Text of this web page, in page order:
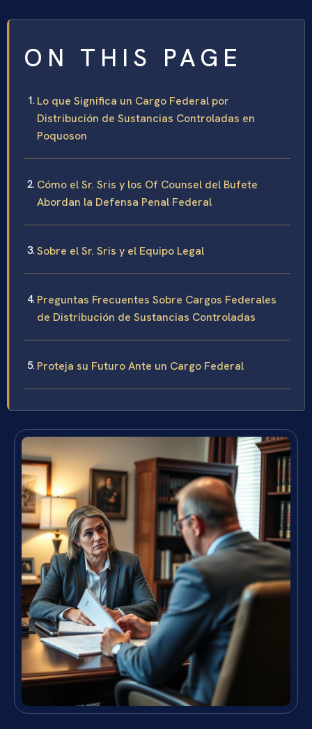
ON THIS PAGE
Lo que Significa un Cargo Federal por
Distribución de Sustancias Controladas en
Poquoson
Cómo el Sr. Sris y los Of Counsel del Bufete
Abordan la Defensa Penal Federal
Sobre el Sr. Sris y el Equipo Legal
Preguntas Frecuentes Sobre Cargos Federales
de Distribución de Sustancias Controladas
Proteja su Futuro Ante un Cargo Federal